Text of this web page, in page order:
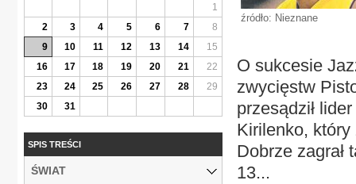
źródło: Nieznane
O sukcesie
zwycięstw
przesądził
Kirilenko, który
Dobrze zagrał
13...
1
2
3 4 5 6 7
8
9
10 11 12 13 14
15
16
17 18 19 20 21
22
23
24 25 26 27 28
29
30
31
SPIS TREŚCI
ŚWIAT